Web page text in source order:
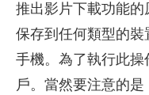
推出影片下載功能
保存到任何類型的
手機。為了執行此
戶。當然要注意的